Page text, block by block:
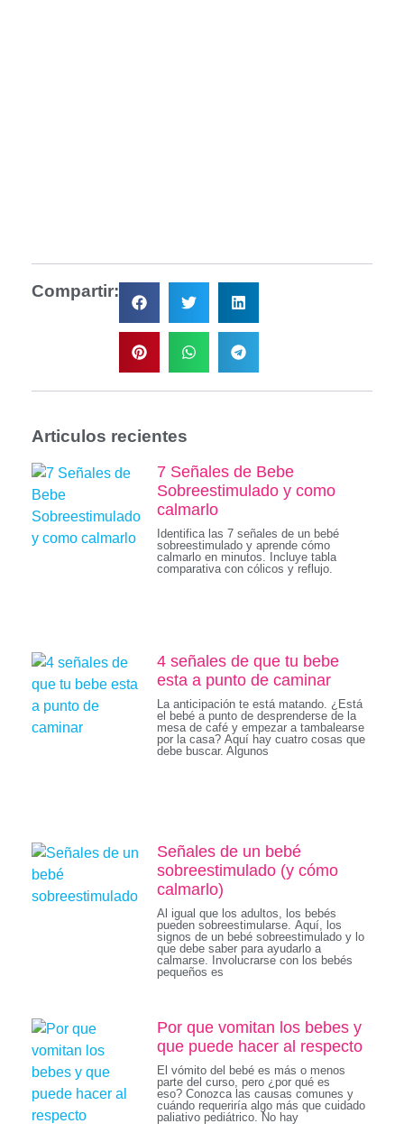
Compartir:
Articulos recientes
7 Señales de Bebe
Sobreestimulado y como
calmarlo
Identifica las 7 señales de un bebé
sobreestimulado y aprende cómo
calmarlo en minutos. Incluye tabla
comparativa con cólicos y reflujo.
4 señales de que tu bebe
esta a punto de caminar
La anticipación te está matando. ¿Está
el bebé a punto de desprenderse de la
mesa de café y empezar a tambalearse
por la casa? Aquí hay cuatro cosas que
debe buscar. Algunos
Señales de un bebé
sobreestimulado (y cómo
calmarlo)
Al igual que los adultos, los bebés
pueden sobreestimularse. Aquí, los
signos de un bebé sobreestimulado y lo
que debe saber para ayudarlo a
calmarse. Involucrarse con los bebés
pequeños es
Por que vomitan los bebes y
que puede hacer al respecto
El vómito del bebé es más o menos
parte del curso, pero ¿por qué es
eso? Conozca las causas comunes y
cuándo requeriría algo más que cuidado
paliativo pediátrico. No hay